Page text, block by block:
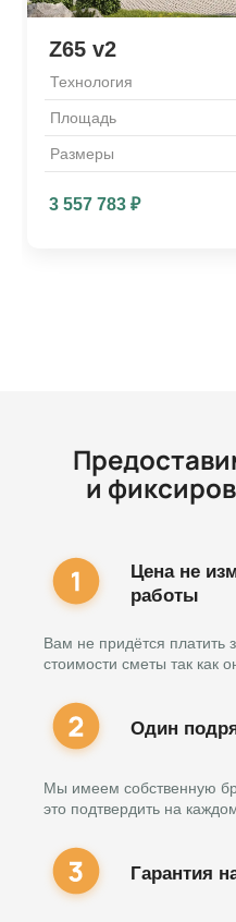
Z65 v2
Технология
Площадь
Размеры
3 557 783₽
и
Цена не
работы
Вам не придётся платить
стоимости сметы так как
Один
Мы имеем собственную
это подтвердить на
Гарантия